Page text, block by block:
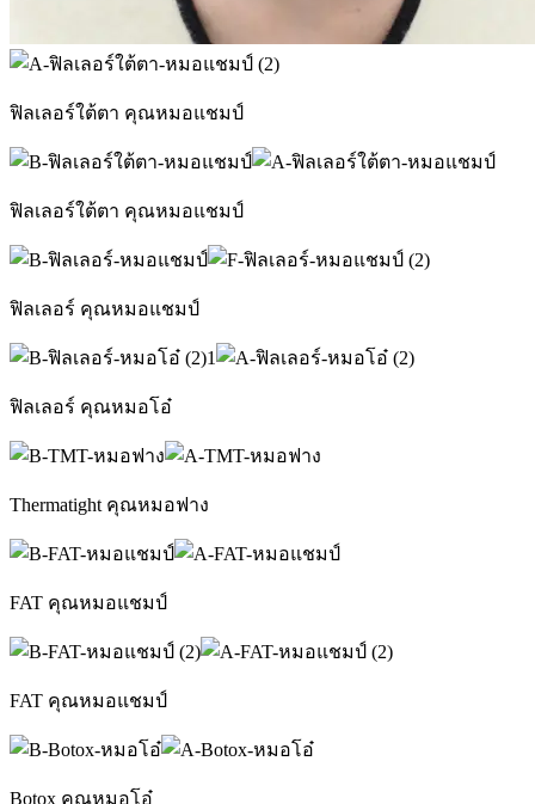
ฟิลเลอร์ใต้ตา คุณหมอแชมป์
ฟิลเลอร์ใต้ตา คุณหมอแชมป์
ฟิลเลอร์ คุณหมอแชมป์
ฟิลเลอร์ คุณหมอโอ๋
Thermatight คุณหมอฟาง
FAT คุณหมอแชมป์
FAT คุณหมอแชมป์
Botox คุณหมอโอ๋